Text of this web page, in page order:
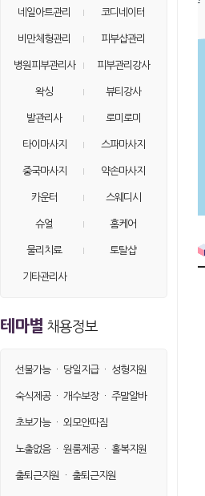
손님23 on 40.♡.167.77
손님24 on 116.♡.32.115
손님25 on 162.♡.184.59
손님26 220.♡.108.176
손님27 on 52.♡.144.191
손님28 on 40.♡.167.43
손님29 on 66.♡.77.135
손님30 on 66.♡.77.133
네일아트관리 코디네이터
비만체형관리 피부샵관리
병원피부관리사 피부관리강사
왁싱 뷰티강사
발관리사 로미로미
타이마사지 스파마사지
중국마사지 약손마사지
카운터 스웨디시
슈얼 홈케어
물리치료 토탈샵
기타관리사
테마별 채용정보
선불가능 · 당일지급 · 성형지원
숙식제공 · 개수보장 · 주말알바
초보가능 · 외모안따짐
노출없음 · 원룸제공 · 홀복지원
출퇴근지원 · 출퇴근지원